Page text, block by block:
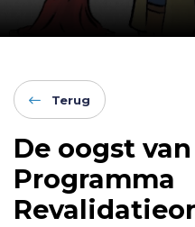
Terug
De oogst
Programma